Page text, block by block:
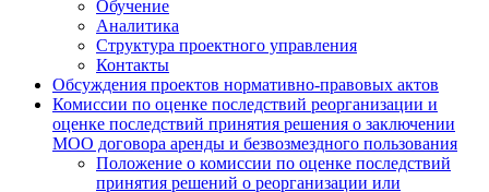
Обучение
Аналитика
Структура проектного управления
Контакты
Обсуждения проектов нормативно-правовых актов
Комиссии по оценке последствий реорганизации и
оценке последствий принятия решения о заключении
МОО договора аренды и безвозмездного пользования
Положение о комиссии по оценке последствий
принятия решений о реорганизации или